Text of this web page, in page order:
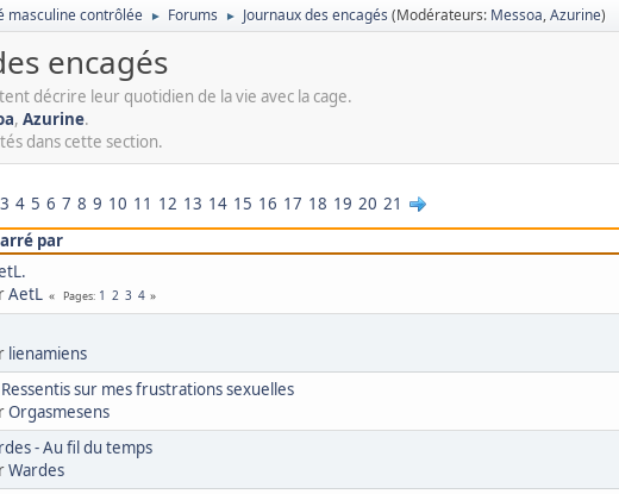
masculine contrôlée ► Forums ► Journaux des encagés (Modérateurs: Messoa,Azurine)
encagés
décrire leur quotidien de la vie avec la cage.
, Azurine.
dans cette section.
3 4 5 6 7 8 9 10 11 12 13 14 15 16 17 18 19 20 21
par
AetL Pages 1 2 3 4
lienamiens
sur mes frustrations sexuelles
Orgasmesens
- Au fil du temps
Wardes